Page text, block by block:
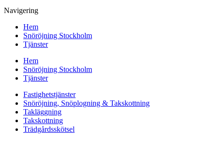
Navigering
Hem
Snöröjning Stockholm
Tjänster
Hem
Snöröjning Stockholm
Tjänster
Fastighetstjänster
Snöröjning, Snöplogning & Takskottning
Takläggning
Takskottning
Trädgårdsskötsel